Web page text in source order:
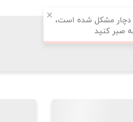
دچار مشکل شده است،
صبر کنید